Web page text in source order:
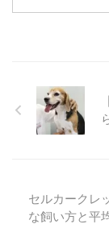
の、クスッと笑え
ープさん
セルカークレ
な飼い方と平